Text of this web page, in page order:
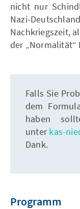
nicht nur
Nazi-
Nachkriegszeit,
der „Normalität“
Falls Sie
dem
haben
unterkas-
Dank.
Programm